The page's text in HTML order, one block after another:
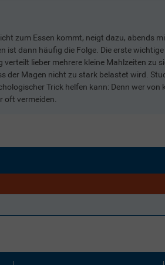
zum Essen kommt, neigt dazu, abends
ist dann häufig die Folge. Die erste
verteilt lieber mehrere kleine Mahlzeiten zu
der Magen nicht zu stark belastet wird.
Trick helfen kann: Denn wer von
oft vermeiden.